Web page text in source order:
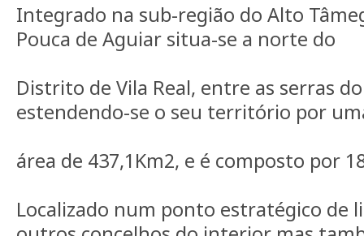
Integrado na sub-região do Alto
Pouca de Aguiar situa-se a norte do
Distrito de Vila Real, entre as serras
estendendo-se o seu território por
área de 437,1Km2, e é composto por
Localizado num ponto estratégico de